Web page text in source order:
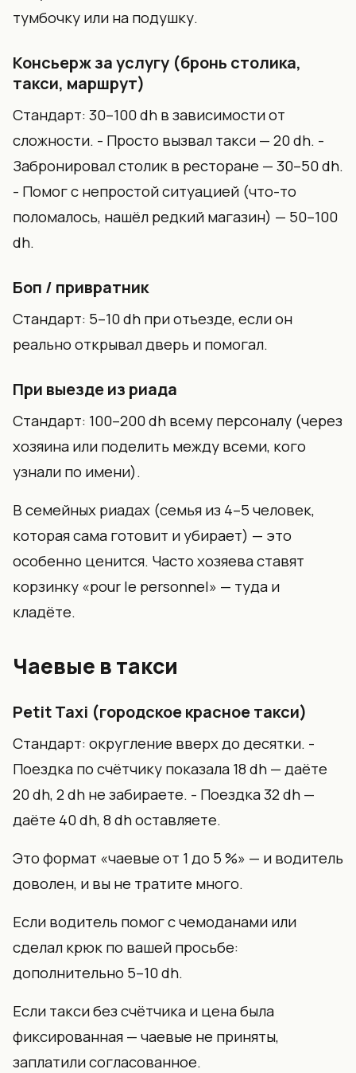
тумбочку или на подушку.
Консьерж за услугу (бронь столика,
такси, маршрут)
Стандарт: 30–100 dh в зависимости от
сложности. - Просто вызвал такси — 20 dh. -
Забронировал столик в ресторане — 30–50 dh.
- Помог с непростой ситуацией (что-то
поломалось, нашёл редкий магазин) — 50–100
dh.
Боп / привратник
Стандарт: 5–10 dh при отъезде, если он
реально открывал дверь и помогал.
При выезде из риада
Стандарт: 100–200 dh всему персоналу (через
хозяина или поделить между всеми, кого
узнали по имени).
В семейных риадах (семья из 4–5 человек,
которая сама готовит и убирает) — это
особенно ценится. Часто хозяева ставят
корзинку «pour le personnel» — туда и
кладёте.
Чаевые в такси
Petit Taxi (городское красное такси)
Стандарт: округление вверх до десятки. -
Поездка по счётчику показала 18 dh — даёте
20 dh, 2 dh не забираете. - Поездка 32 dh —
даёте 40 dh, 8 dh оставляете.
Это формат «чаевые от 1 до 5 %» — и водитель
доволен, и вы не тратите много.
Если водитель помог с чемоданами или
сделал крюк по вашей просьбе:
дополнительно 5–10 dh.
Если такси без счётчика и цена была
фиксированная — чаевые не приняты,
заплатили согласованное.